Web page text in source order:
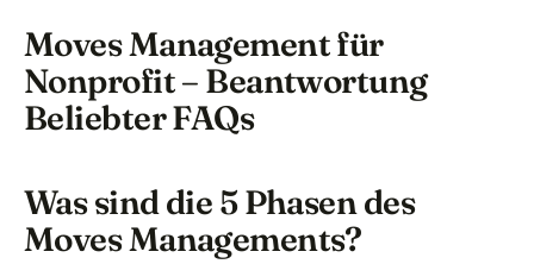
Moves Management für
Nonprofit – Beantwortung
Beliebter FAQs
Was sind die 5 Phasen des
Moves Managements?